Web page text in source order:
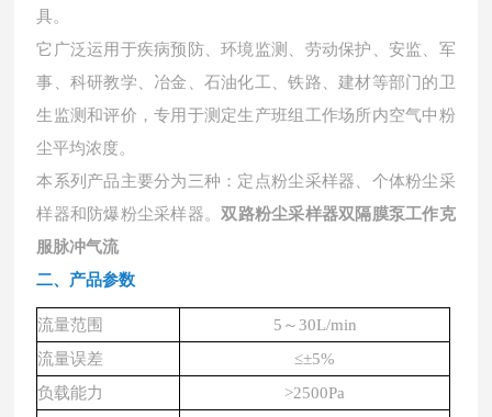
具。
它广泛运用于疾病预防、环境监测、劳动保护、安监、军
事、科研教学、冶金、石油化工、铁路、建材等部门的卫
生监测和评价，专用于测定生产班组工作场所内空气中粉
尘平均浓度。
本系列产品主要分为三种：定点粉尘采样器、个体粉尘采
样器和防爆粉尘采样器。 双路粉尘采样器双隔膜泵工作克
服脉冲气流
二、产品参数
流量范围
5～30L/min
流量误差
≤±5%
负载能力
>2500Pa